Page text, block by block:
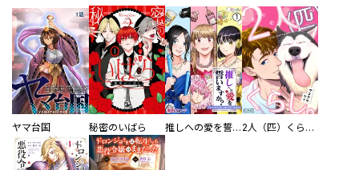
ヤマ台国 秘密のいばら 推しへの愛を誓いますか？～アラサー女子、推しは逃げぬが人生逃げる～ 2人（匹）くらし。